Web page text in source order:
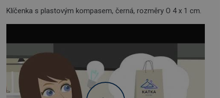
Klíčenka s plastovým kompasem, černá, rozměry O 4 x 1 cm.